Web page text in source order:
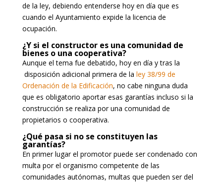
de la ley, debiendo entenderse hoy en día que es
cuando el Ayuntamiento expide la licencia de
ocupación.
¿Y si el constructor es una comunidad de
bienes o una cooperativa?
Aunque el tema fue debatido, hoy en día y tras la
disposición adicional primera de la ley 38/99 de
Ordenación de la Edificación, no cabe ninguna duda
que es obligatorio aportar esas garantías incluso si la
construcción se realiza por una comunidad de
propietarios o cooperativa.
¿Qué pasa si no se constituyen las
garantías?
En primer lugar el promotor puede ser condenado con
multa por el organismo competente de las
comunidades autónomas, multas que pueden ser del